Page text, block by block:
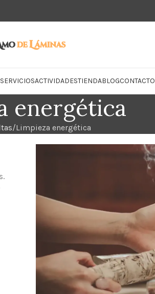
SERVICIOSACTIVIDADESTIENDABLOGCONTACTO
energética
Limpieza energética